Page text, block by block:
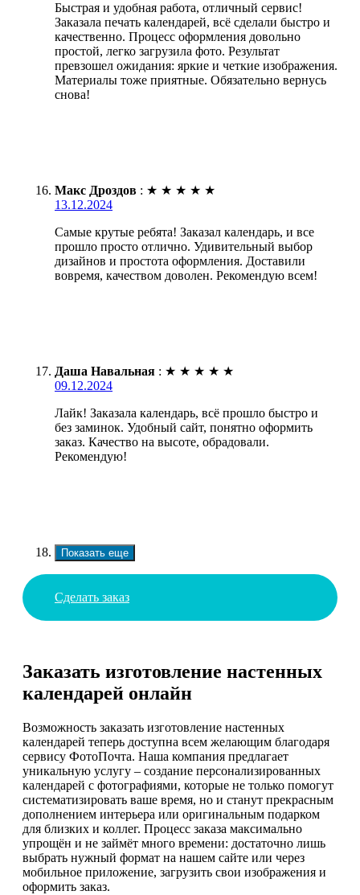
Быстрая и удобная работа, отличный сервис!
Заказала печать календарей, всё сделали быстро и
качественно. Процесс оформления довольно
простой, легко загрузила фото. Результат
превзошел ожидания: яркие и четкие изображения.
Материалы тоже приятные. Обязательно вернусь
снова!
Макс Дроздов : ★ ★ ★ ★ ★
13.12.2024
Самые крутые ребята! Заказал календарь, и все
прошло просто отлично. Удивительный выбор
дизайнов и простота оформления. Доставили
вовремя, качеством доволен. Рекомендую всем!
Даша Навальная : ★ ★ ★ ★ ★
09.12.2024
Лайк! Заказала календарь, всё прошло быстро и
без заминок. Удобный сайт, понятно оформить
заказ. Качество на высоте, обрадовали.
Рекомендую!
Показать еще
Сделать заказ
Заказать изготовление настенных
календарей онлайн
Возможность заказать изготовление настенных
календарей теперь доступна всем желающим благодаря
сервису ФотоПочта. Наша компания предлагает
уникальную услугу – создание персонализированных
календарей с фотографиями, которые не только помогут
систематизировать ваше время, но и станут прекрасным
дополнением интерьера или оригинальным подарком
для близких и коллег. Процесс заказа максимально
упрощён и не займёт много времени: достаточно лишь
выбрать нужный формат на нашем сайте или через
мобильное приложение, загрузить свои изображения и
оформить заказ.